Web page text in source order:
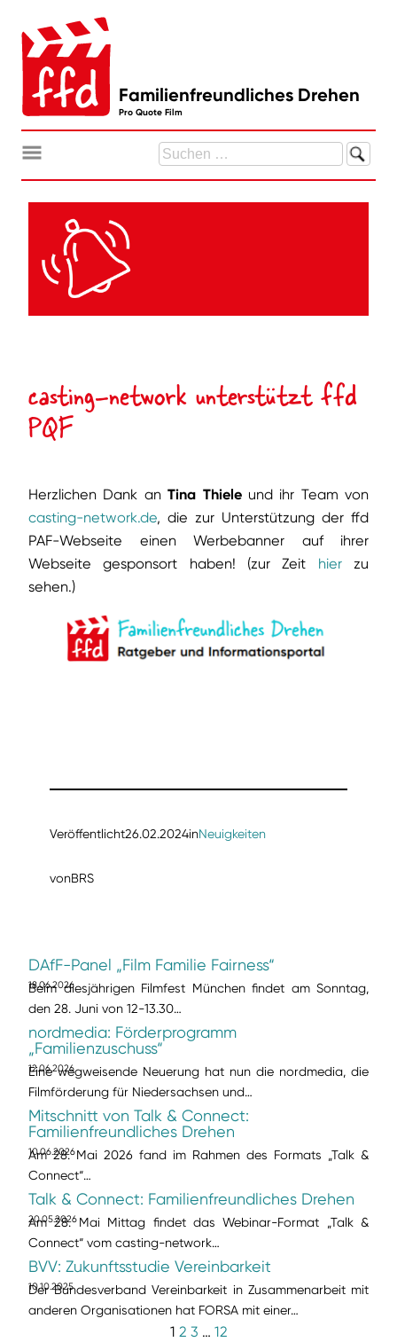
Inhalt
springen
Familienfreundliches Drehen
Pro Quote Film
Suchen
casting-network unterstützt ffd
PQF
Herzlichen Dank anTina Thieleund ihr Team von
casting-network.de, die zur Unterstützung der ffd
PAF-Webseite einen Werbebanner auf ihrer
Webseite gesponsort haben! (zur Zeit hierzu
sehen.)
Veröffentlicht26.02.2024inNeuigkeiten
vonBRS
DAfF-Panel „Film Familie Fairness“
18.06.2026
Beim diesjährigen Filmfest München findet am Sonntag,
den 28. Juni von 12-13.30…
nordmedia: Förderprogramm
„Familienzuschuss“
12.06.2026
Eine wegweisende Neuerung hat nun die nordmedia, die
Filmförderung für Niedersachsen und…
Mitschnitt von Talk & Connect:
Familienfreundliches Drehen
10.06.2026
Am 28. Mai 2026 fand im Rahmen des Formats „Talk &
Connect“…
Talk & Connect: Familienfreundliches Drehen
20.05.2026
Am 28. Mai Mittag findet das Webinar-Format „Talk &
Connect“ vom casting-network…
BVV: Zukunftsstudie Vereinbarkeit
10.10.2025
Der Bundesverband Vereinbarkeit in Zusammenarbeit mit
anderen Organisationen hat FORSA mit einer…
1 2 3 … 12